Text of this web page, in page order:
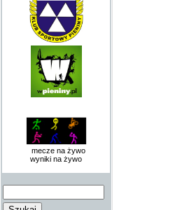
mecze na żywo
wyniki na żywo